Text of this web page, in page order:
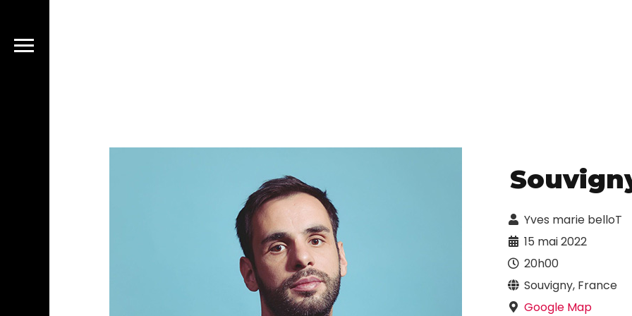
Yves marie belloT
15 mai 2022
20h00
Souvigny, France
Google Map